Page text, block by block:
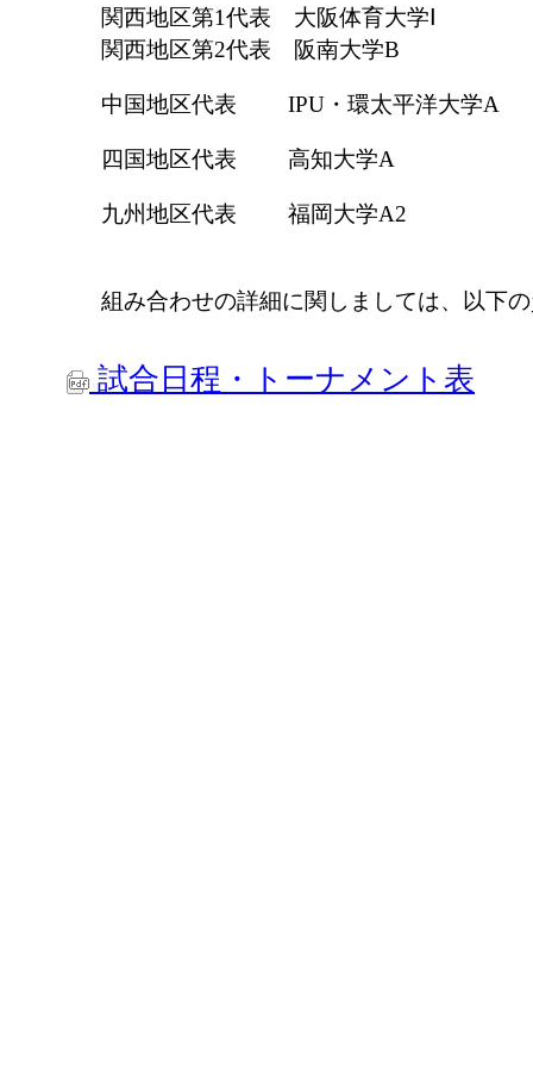
関西地区第1代表 大阪体育大学Ⅰ
関西地区第2代表 阪南大学B
中国地区代表 IPU・環太平洋大学A
四国地区代表 高知大学A
九州地区代表 福岡大学A2
組み合わせの詳細に関しましては、以下
試合日程・トーナメント表